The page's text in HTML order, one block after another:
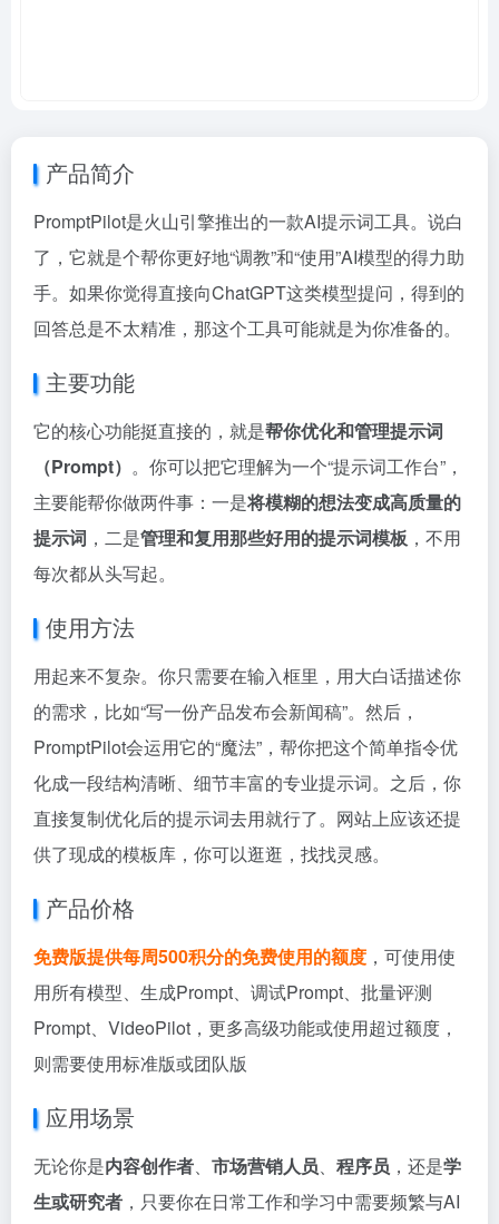
产品简介
PromptPilot是火山引擎推出的一款AI提示词工具。说白
了，它就是个帮你更好地“调教”和“使用”AI模型的得力助
手。如果你觉得直接向ChatGPT这类模型提问，得到的
回答总是不太精准，那这个工具可能就是为你准备的。
主要功能
它的核心功能挺直接的，就是帮你优化和管理提示词
（Prompt） 。你可以把它理解为一个“提示词工作台”，
主要能帮你做两件事：一是将模糊的想法变成高质量的
提示词 ，二是管理和复用那些好用的提示词模板 ，不用
每次都从头写起。
使用方法
用起来不复杂。你只需要在输入框里，用大白话描述你
的需求，比如“写一份产品发布会新闻稿”。然后，
PromptPilot会运用它的“魔法”，帮你把这个简单指令优
化成一段结构清晰、细节丰富的专业提示词。之后，你
直接复制优化后的提示词去用就行了。网站上应该还提
供了现成的模板库，你可以逛逛，找找灵感。
产品价格
免费版提供每周500积分的免费使用的额度 ，可使用使
用所有模型、生成Prompt、调试Prompt、批量评测
Prompt、VideoPilot，更多高级功能或使用超过额度，
则需要使用标准版或团队版
应用场景
无论你是内容创作者、 市场营销人员、 程序员 ，还是学
生或研究者 ，只要你在日常工作和学习中需要频繁与AI